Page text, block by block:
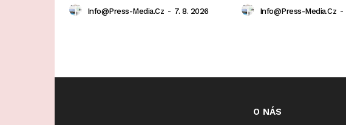
Info@press-Media.cz - 7. 8. 2026 Info@press-Media.cz -
O NÁS